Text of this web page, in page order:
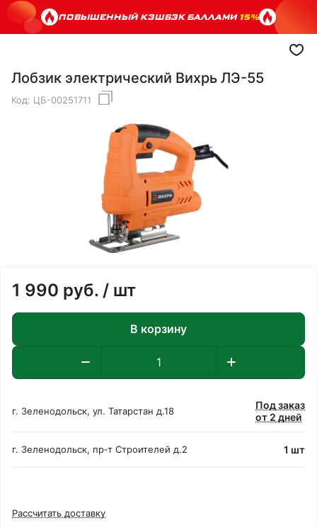
ПОВЫШЕННЫЙ КЭШБЭК БАЛЛАМИ15%
Лобзик электрический Вихрь ЛЭ-55
Код: ЦБ-00251711
1 990 руб. / шт
В корзину
г. Зеленодольск, ул. Татарстан д.18
Под заказ
от 2 дней
г. Зеленодольск, пр‑т Строителей д.2 1 шт
Рассчитать доставку